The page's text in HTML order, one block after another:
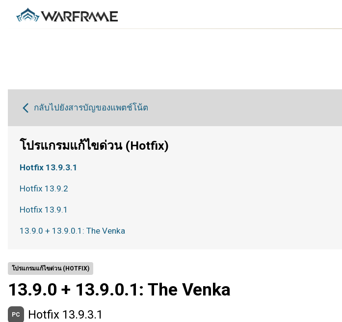
โปรแกรมแก้ไขด่วน (HOTFIX)
13.9.0 + 13.9.0.1: The Venka
PC Hotfix 13.9.3.1
กลับไปยังสารบัญของแพตช์โน้ต
โปรแกรมแก้ไขด่วน (Hotfix)
Hotfix 13.9.3.1
Hotfix 13.9.2
Hotfix 13.9.1
13.9.0 + 13.9.0.1: The Venka